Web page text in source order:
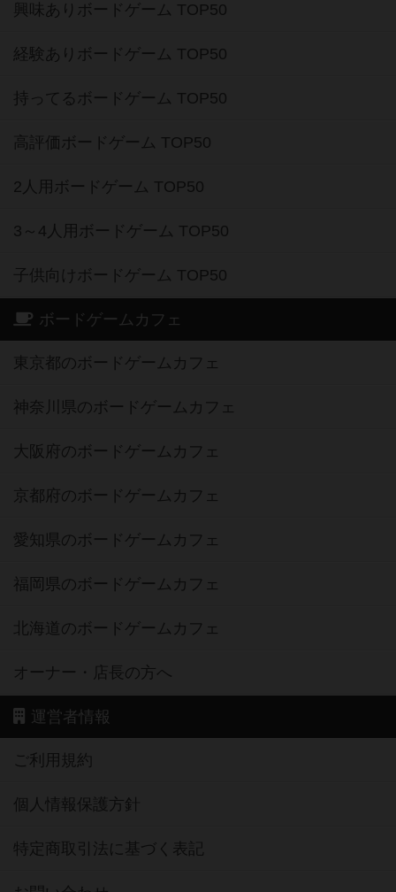
興味ありボードゲーム TOP50
経験ありボードゲーム TOP50
持ってるボードゲーム TOP50
高評価ボードゲーム TOP50
2人用ボードゲーム TOP50
3～4人用ボードゲーム TOP50
子供向けボードゲーム TOP50
ボードゲームカフェ
東京都のボードゲームカフェ
神奈川県のボードゲームカフェ
大阪府のボードゲームカフェ
京都府のボードゲームカフェ
愛知県のボードゲームカフェ
福岡県のボードゲームカフェ
北海道のボードゲームカフェ
オーナー・店長の方へ
運営者情報
ご利用規約
個人情報保護方針
特定商取引法に基づく表記